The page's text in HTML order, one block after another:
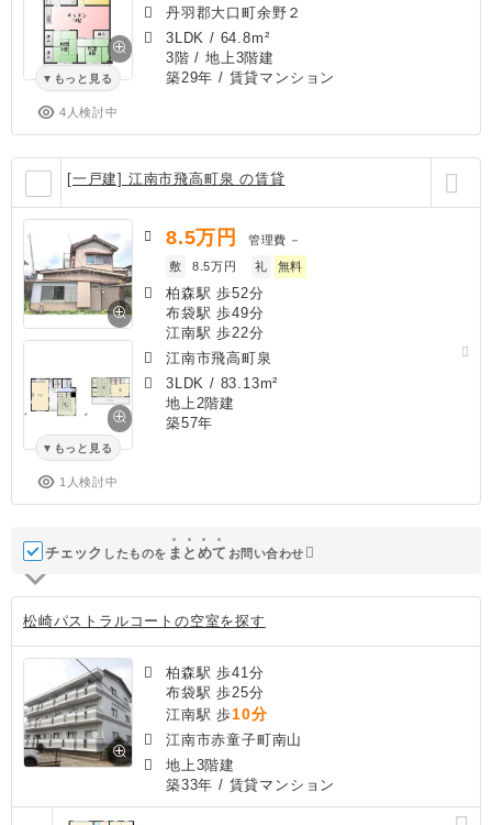
もっと見る
4人検討中
丹羽郡大口町余野２
3LDK / 64.8m²
3階 / 地上3階建
築29年 / 賃貸マンション
[一戸建] 江南市飛高町泉 の賃貸
もっと見る
1人検討中
8.5万円 管理費 －
敷
8.5万円 礼 無料
柏森駅 歩52分
布袋駅 歩49分
江南駅 歩22分
江南市飛高町泉
3LDK / 83.13m²
地上2階建
築57年
チェック したものを ま と めて お問い合わせ
松崎パストラルコートの空室を探す
柏森駅 歩41分
布袋駅 歩25分
江南駅 歩10分
江南市赤童子町南山
地上3階建
築33年 / 賃貸マンション